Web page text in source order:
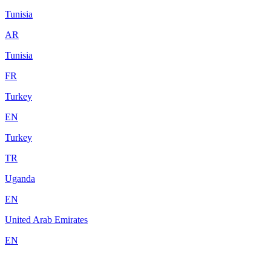
Tunisia
AR
Tunisia
FR
Turkey
EN
Turkey
TR
Uganda
EN
United Arab Emirates
EN